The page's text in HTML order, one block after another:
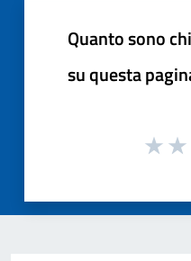
Quanto sono
su questa